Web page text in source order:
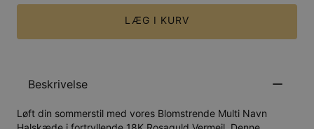
LÆG I KURV
Beskrivelse
Løft din sommerstil med vores Blomstrende Multi Navn